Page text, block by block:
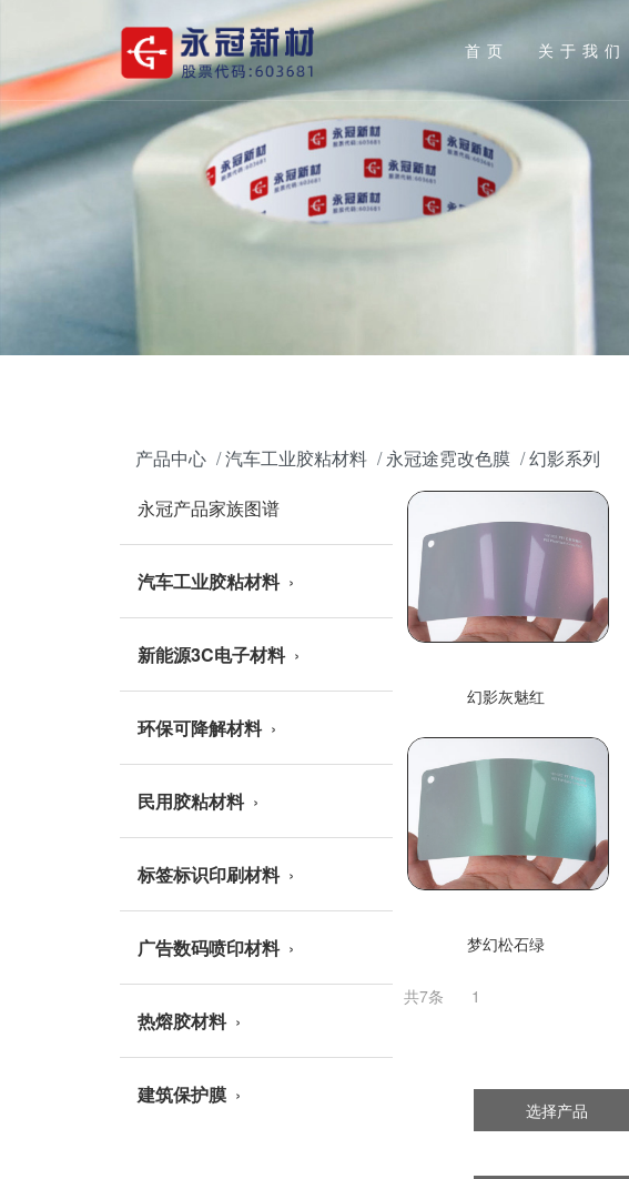
首页 关于我们
产品中心 汽车工业胶粘材料 永冠途霓改色膜
幻影系列
永冠产品家族图谱
汽车工业胶粘材料
新能源3C电子材料
环保可降解材料
民用胶粘材料
标签标识印刷材料
广告数码喷印材料
热熔胶材料
建筑保护膜
幻影灰魅红
梦幻松石绿
共7条 1
选择产品